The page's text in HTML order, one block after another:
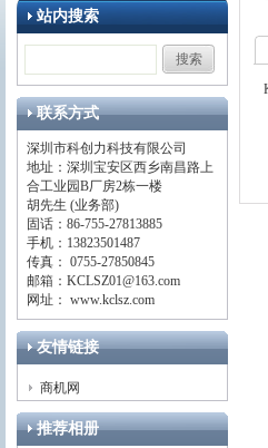
站内搜索
联系方式
深圳市科创力科技有限公司
地址：深圳宝安区西乡南昌路上
合工业园B厂房2栋一楼
胡先生 (业务部)
固话：86-755-27813885
手机：13823501487
传真： 0755-27850845
邮箱：KCLSZ01@163.com
网址： www.kclsz.com
友情链接
商机网
推荐相册